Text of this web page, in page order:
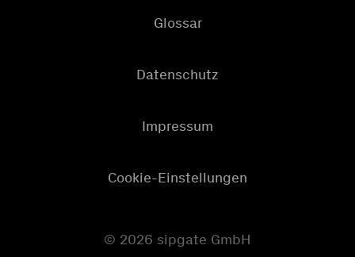
Glossar
Datenschutz
Impressum
Cookie-Einstellungen
© 2026 sipgate GmbH